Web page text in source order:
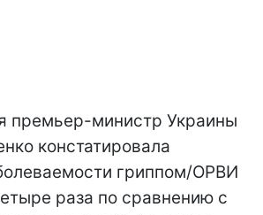
премьер-министр Украины
констатировала
гриппом/ОРВИ
раза по сравнению с